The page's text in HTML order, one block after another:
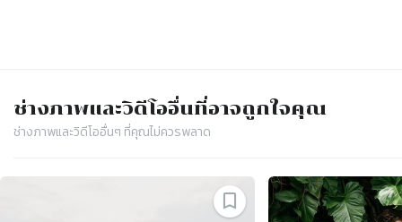
ช่างภาพและวิดีโออื่นที่อาจถูกใจคุณ
ช่างภาพและวิดีโออื่นๆ ที่คุณไม่ควรพลาด
Slide 1 of 4